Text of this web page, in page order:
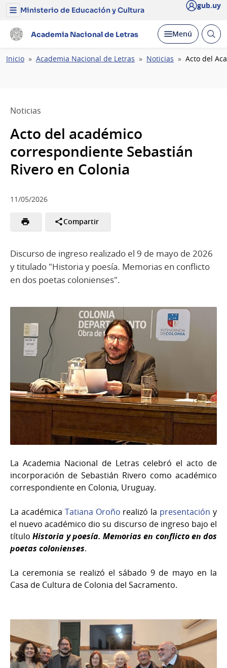
Menú
Ministerio
de
y
Cultura
Ministerio de Educación y Cultura gub.uy
Academia Nacional de Letras Desplegar
Menú Abrir
Ruta
Inicio Academia Nacional de Letras Noticias Acto del
Noticias
Acto del académico
correspondiente Sebastián
Rivero en Colonia
11/05/2026
Compartir
Discurso de ingreso realizado el 9 de mayo de 2026
y titulado "Historia y poesía. Memorias en conflicto
en dos poetas colonienses".
La Academia Nacional de Letras celebró el acto de
incorporación de Sebastián Rivero como académico
correspondiente en Colonia, Uruguay.
La académica Tatiana Oroño realizó la presentación y
el nuevo académico dio su discurso de ingreso bajo el
títuloHistoria y poesía. Memorias en conflicto en dos
poetas colonienses.
La ceremonia se realizó el sábado 9 de mayo en la
Casa de Cultura de Colonia del Sacramento.